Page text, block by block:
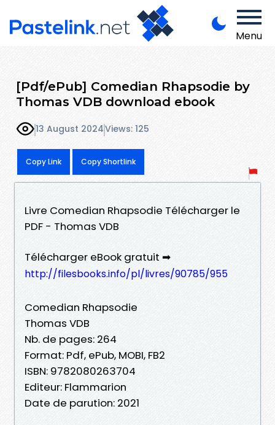
Menu
[Pdf/ePub] Comedian Rhapsodie by
Thomas VDB download ebook
13 August 2024Views: 125
Copy Link Copy Shortlink
Livre Comedian Rhapsodie Télécharger le
PDF - Thomas VDB
Télécharger eBook gratuit ➡
http://filesbooks.info/pl/livres/90785/955
Comedian Rhapsodie
Thomas VDB
Nb. de pages: 264
Format: Pdf, ePub, MOBI, FB2
ISBN: 9782080263704
Editeur: Flammarion
Date de parution: 2021